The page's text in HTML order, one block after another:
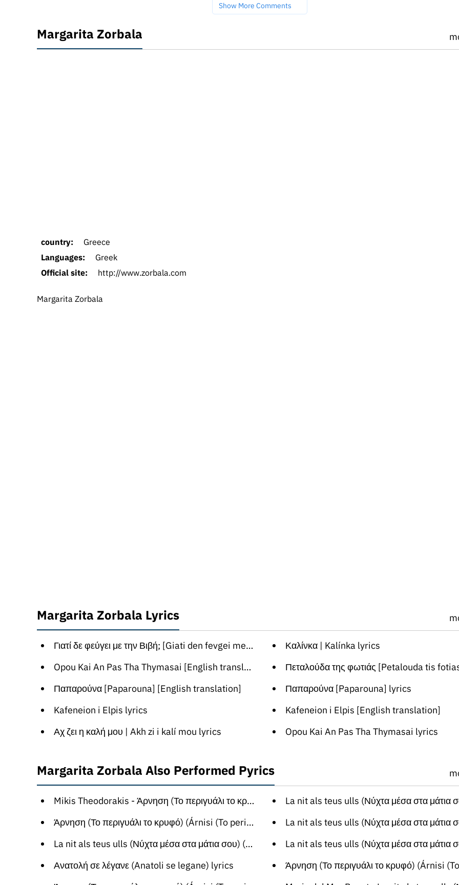
Show More Comments
Margarita Zorbala
country:
Greece
Languages:
Greek
Official site:
http://www.zorbala.com
Margarita Zorbala
Margarita Zorbala Lyrics
Γιατί δε φεύγει με την Βιβή; [Giati den fevgei me tin Vivi ?] lyrics
Καλίνκα | Kalínka lyrics
Opou Kai An Pas Tha Thymasai [English translation]
Πεταλούδα της φωτιάς [Petalouda tis fotias]
Παπαρούνα [Paparouna] [English translation]
Παπαρούνα [Paparouna] lyrics
Kafeneion i Elpis lyrics
Kafeneion i Elpis [English translation]
Αχ ζει η καλή μου | Akh zi i kalí mou lyrics
Opou Kai An Pas Tha Thymasai lyrics
Margarita Zorbala Also Performed Pyrics
Mikis Theodorakis - Άρνηση (Το περιγυάλι το κρυφό) (Árnisi (To periyali to krifo))
La nit als teus ulls (Νύχτα μέσα στα μάτια σου) (English
Άρνηση (Το περιγυάλι το κρυφό) (Árnisi (To periyali to krifo)) (Catalan translation)
La nit als teus ulls (Νύχτα μέσα στα μάτια σου) (Spanish
La nit als teus ulls (Νύχτα μέσα στα μάτια σου) (French translation)
La nit als teus ulls (Νύχτα μέσα στα μάτια σου) (German
Ανατολή σε λέγανε (Anatoli se legane) lyrics
Άρνηση (Το περιγυάλι το κρυφό) (Árnisi (To periyali to krifo)) (English